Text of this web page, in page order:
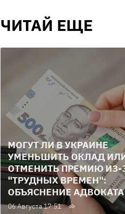
ЧИТАЙ ЕЩЕ
МОГУТ ЛИ В УКРАИНЕ
УМЕНЬШИТЬ ОКЛАД
ОТМЕНИТЬ ПРЕМИЮ ИЗ-
"ТРУДНЫХ ВРЕМЕН":
ОБЪЯСНЕНИЕ АДВОКАТА
06 Августа 17:51